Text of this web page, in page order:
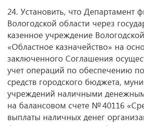
24. Установить, что Департамент
Вологодской области через
казенное учреждение
«Областное казначейство» на
заключенного Соглашения
учет операций по обеспечению
средств городского бюджета,
учреждений наличными
на балансовом счете № 40116
выплаты наличных денег